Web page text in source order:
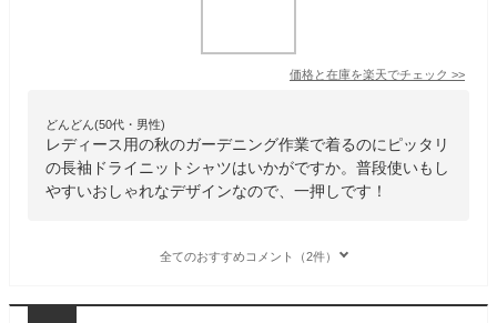
価格と在庫を楽天でチェック >>
どんどん(50代・男性)
レディース用の秋のガーデニング作業で着るのにピッタリ
の長袖ドライニットシャツはいかがですか。普段使いもし
やすいおしゃれなデザインなので、一押しです！
全てのおすすめコメント（2件）